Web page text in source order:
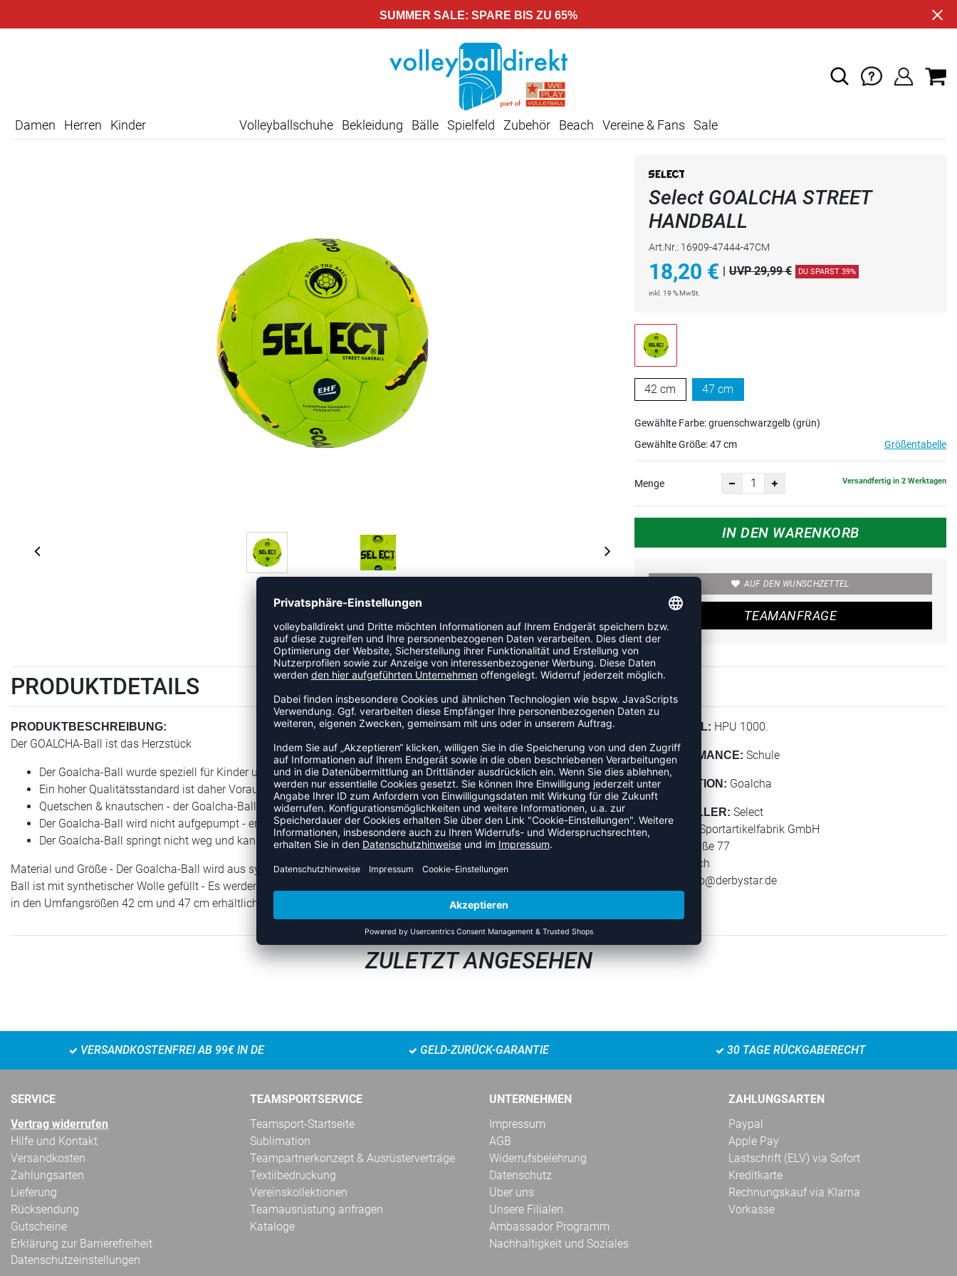
SUMMER SALE: SPARE BIS ZU 65%
Damen Herren Kinder Volleyballschuhe Bekleidung Bälle Spielfeld Zubehör Beach Vereine & Fans Sale
Select GOALCHA STREET
HANDBALL
Art.Nr.: 16909-47444-47CM
18,20 € UVP 29,99 € DU SPARST 39%
inkl. 19 % MwSt.
42 cm 47 cm
Gewählte Farbe: gruenschwarzgelb (grün)
Gewählte Größe:47 cm Größentabelle
Menge Versandfertig in 2 Werktagen
IN DEN WARENKORB
AUF DEN WUNSCHZETTEL
TEAMANFRAGE
PRODUKTDETAILS
PRODUKTBESCHREIBUNG:
Der GOALCHA-Ball ist das Herzstück
Der Goalcha-Ball wurde speziell für Kinder und Jugendliche entwickelt
Ein hoher Qualitätsstandard ist daher Voraussetzung
Quetschen & knautschen - der Goalcha-Ball kann leicht zusammengedrückt werden und ist angenehm zu greifen
Der Goalcha-Ball wird nicht aufgepumpt - er geht stets in seine Ursprungsform zurück
Der Goalcha-Ball springt nicht weg und kann nicht gedribbelt werden
Material und Größe - Der Goalcha-Ball wird aus synthetischem Leder genäht, wie herkömmlichen Handbälle - Der Goalcha-
Ball ist mit synthetischer Wolle gefüllt - Es werden keine giftigen Stoffe bei der Herstellung verwendet - Der Goalcha-Ball ist
in den Umfangsrößen 42 cm und 47 cm erhältlich
MATERIAL: HPU 1000.
PERFORMANCE: Schule
KOLLEKTION: Goalcha
HERSTELLER: Select
Derbystar Sportartikelfabrik GmbH
Klever Straße 77
47574 Goch
info@derbystar.de
ZULETZT ANGESEHEN
VERSANDKOSTENFREI AB 99€ IN DE GELD-ZURÜCK-GARANTIE 30 TAGE RÜCKGABERECHT
SERVICE
Vertrag widerrufen
Hilfe und Kontakt
Versandkosten
Zahlungsarten
Lieferung
Rücksendung
Gutscheine
Erklärung zur Barrierefreiheit
Datenschutzeinstellungen
TEAMSPORTSERVICE
Teamsport-Startseite
Sublimation
Teampartnerkonzept & Ausrüsterverträge
Textilbedruckung
Vereinskollektionen
Teamausrüstung anfragen
Kataloge
UNTERNEHMEN
Impressum
AGB
Widerrufsbelehrung
Datenschutz
Über uns
Unsere Filialen
Ambassador Programm
Nachhaltigkeit und Soziales
ZAHLUNGSARTEN
Paypal
Apple Pay
Lastschrift (ELV) via Sofort
Kreditkarte
Rechnungskauf via Klarna
Vorkasse